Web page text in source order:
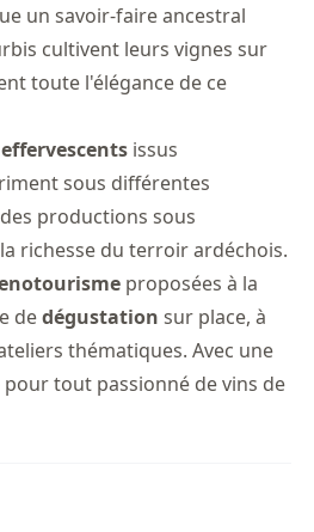
un savoir-faire ancestral
cultivent leurs vignes sur
toute l'élégance de ce
issus
sous différentes
productions sous
richesse du terroir ardéchois.
proposées à la
dedégustation sur place, à
thématiques. Avec une
tout passionné de vins de